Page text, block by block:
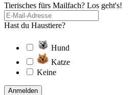
Tierisches fürs Mailfach? Los geht's!
Hast du Haustiere?
Hund
Katze
Keine
Anmelden